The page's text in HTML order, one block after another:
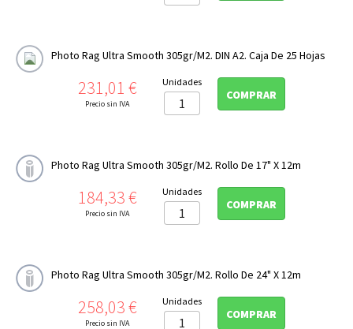
Photo Rag Ultra Smooth 305gr/m2. DIN A2. Caja De 25 Hojas
Precio
231,01 €
Precio sin IVA
Unidades
COMPRAR
Photo Rag Ultra Smooth 305gr/m2. Rollo De 17" X 12m
Precio
184,33 €
Precio sin IVA
Unidades
COMPRAR
Photo Rag Ultra Smooth 305gr/m2. Rollo De 24" X 12m
Precio
258,03 €
Precio sin IVA
Unidades
COMPRAR